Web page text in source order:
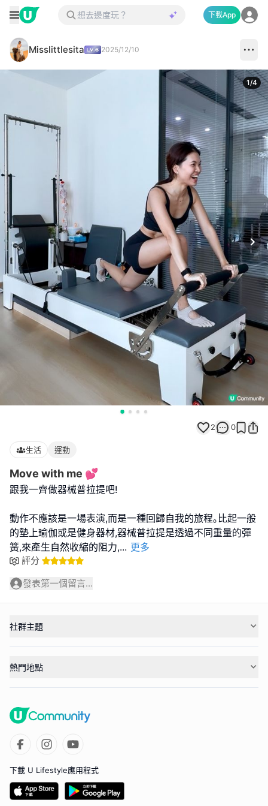
下載App
Misslittlesita 2025/12/10
1/4
2 0
生活 運動
Move with me 💕
跟我一齊做器械普拉提吧!
動作不應該是一場表演,而是一種回歸自我的旅程｡比起一般
的墊上瑜伽或是健身器材,器械普拉提是透過不同重量的彈
簧,來產生自然收縮的阻力,... 更多
評分
發表第一個留言...
社群主題
熱門地點
下載 U Lifestyle應用程式